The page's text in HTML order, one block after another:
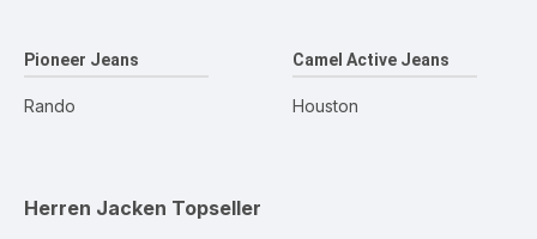
Pioneer Jeans
Rando
Camel Active Jeans
Houston
Herren Jacken Topseller